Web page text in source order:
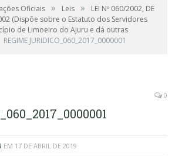
Oficiais » Leis »
LEI Nº 060/2002, DE
(Dispõe sobre o Estatuto dos Servidores
de Limoeiro do Ajuru e dá outras
REGIME JURIDICO_060_2017_0000001
0
EM 17 DE ABRIL DE 2019